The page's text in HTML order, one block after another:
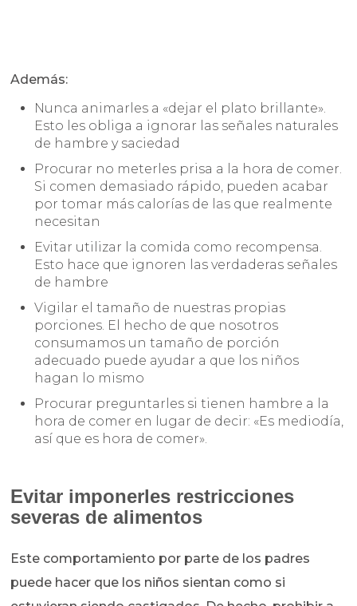
Además:
Nunca animarles a «dejar el plato brillante».
Esto les obliga a ignorar las señales naturales
de hambre y saciedad
Procurar no meterles prisa a la hora de comer.
Si comen demasiado rápido, pueden acabar
por tomar más calorías de las que realmente
necesitan
Evitar utilizar la comida como recompensa.
Esto hace que ignoren las verdaderas señales
de hambre
Vigilar el tamaño de nuestras propias
porciones. El hecho de que nosotros
consumamos un tamaño de porción
adecuado puede ayudar a que los niños
hagan lo mismo
Procurar preguntarles si tienen hambre a la
hora de comer en lugar de decir: «Es mediodía,
así que es hora de comer».
Evitar imponerles restricciones
severas de alimentos
Este comportamiento por parte de los padres
puede hacer que los niños sientan como si